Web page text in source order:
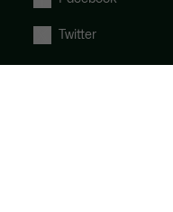
Twitter